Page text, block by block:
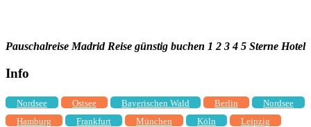
Pauschalreise Madrid Reise günstig buchen 1 2 3 4 5 Sterne Hotel
Info
Nordsee Ostsee Bayerischen Wald Berlin
Nordsee
Hamburg
Frankfurt München Köln
Leipzig